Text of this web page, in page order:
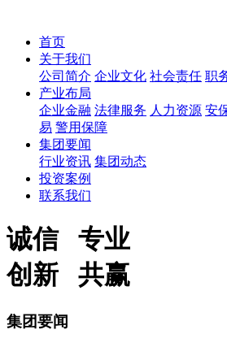
首页
关于我们
公司简介 企业文化 社会责任 职
产业布局
企业金融 法律服务 人力资源 安
易 警用保障
集团要闻
行业资讯 集团动态
投资案例
联系我们
诚信 专业
创新 共赢
集团要闻